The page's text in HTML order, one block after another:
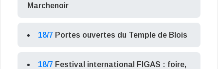
Marchenoir
18/7 Portes ouvertes du Temple de Blois
18/7 Festival international FIGAS : foire,